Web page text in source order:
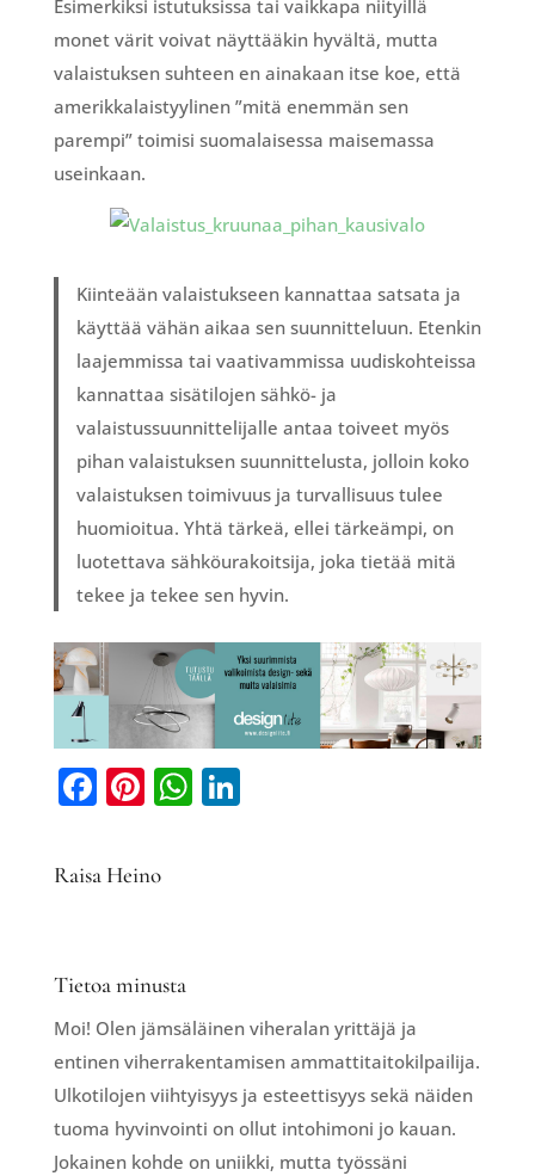
Esimerkiksi istutuksissa tai vaikkapa niityillä
monet värit voivat näyttääkin hyvältä, mutta
valaistuksen suhteen en ainakaan itse koe, että
amerikkalaistyylinen ”mitä enemmän sen
parempi” toimisi suomalaisessa maisemassa
useinkaan.
Kiinteään valaistukseen kannattaa satsata ja
käyttää vähän aikaa sen suunnitteluun. Etenkin
laajemmissa tai vaativammissa uudiskohteissa
kannattaa sisätilojen sähkö- ja
valaistussuunnittelijalle antaa toiveet myös
pihan valaistuksen suunnittelusta, jolloin koko
valaistuksen toimivuus ja turvallisuus tulee
huomioitua. Yhtä tärkeä, ellei tärkeämpi, on
luotettava sähköurakoitsija, joka tietää mitä
tekee ja tekee sen hyvin.
F
c
o
o
k
Pi
er
e
W
p
Li
Raisa Heino
Tietoa minusta
Moi! Olen jämsäläinen viheralan yrittäjä ja
entinen viherrakentamisen ammattitaitokilpailija.
Ulkotilojen viihtyisyys ja esteettisyys sekä näiden
tuoma hyvinvointi on ollut intohimoni jo kauan.
Jokainen kohde on uniikki, mutta työssäni